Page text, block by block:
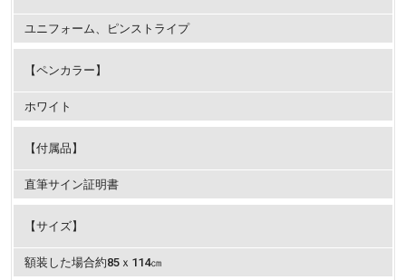
ユニフォーム、ピンストライプ
【ペンカラー】
ホワイト
【付属品】
直筆サイン証明書
【サイズ】
額装した場合約85ｘ114㎝